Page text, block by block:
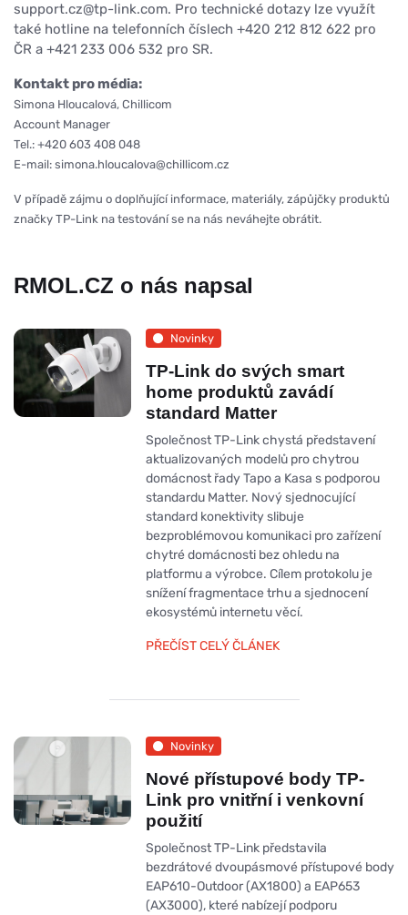
support.cz@tp-link.com. Pro technické dotazy lze využít
také hotline na telefonních číslech +420 212 812 622 pro
ČR a +421 233 006 532 pro SR.
Kontakt pro média:
Simona Hloucalová, Chillicom
Account Manager
Tel.: +420 603 408 048
E-mail: simona.hloucalova@chillicom.cz
V případě zájmu o doplňující informace, materiály, zápůjčky produktů
značky TP-Link na testování se na nás neváhejte obrátit.
RMOL.CZ o nás napsal
Novinky
TP-Link do svých smart
home produktů zavádí
standard Matter
Společnost TP-Link chystá představení
aktualizovaných modelů pro chytrou
domácnost řady Tapo a Kasa s podporou
standardu Matter. Nový sjednocující
standard konektivity slibuje
bezproblémovou komunikaci pro zařízení
chytré domácnosti bez ohledu na
platformu a výrobce. Cílem protokolu je
snížení fragmentace trhu a sjednocení
ekosystémů internetu věcí.
PŘEČÍST CELÝ ČLÁNEK
Novinky
Nové přístupové body TP-
Link pro vnitřní i venkovní
použití
Společnost TP-Link představila
bezdrátové dvoupásmové přístupové body
EAP610-Outdoor (AX1800) a EAP653
(AX3000), které nabízejí podporu